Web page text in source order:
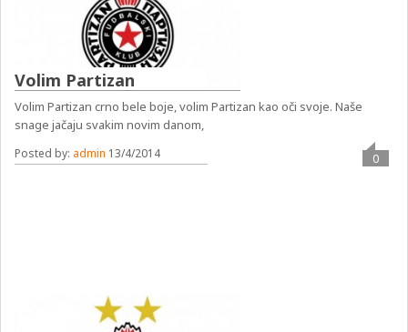
Volim Partizan
Volim Partizan crno bele boje, volim Partizan kao oči svoje. Naše
snage jačaju svakim novim danom,
Posted by: admin 13/4/2014 0